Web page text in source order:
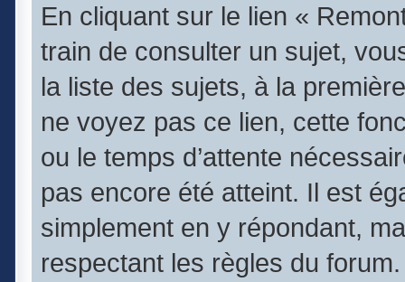
En cliquant sur le lien «
train de consulter un sujet,
la liste des sujets, à la
ne voyez pas ce lien, cette
ou le temps d’attente
pas encore été atteint. Il est
simplement en y répondant,
respectant les règles du forum.